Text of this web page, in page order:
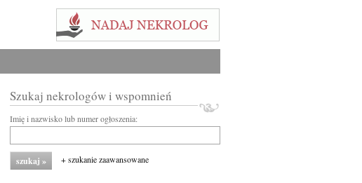
Szukaj nekrologów i wspomnień
Imię i nazwisko lub numer ogłoszenia:
+ szukanie zaawansowane